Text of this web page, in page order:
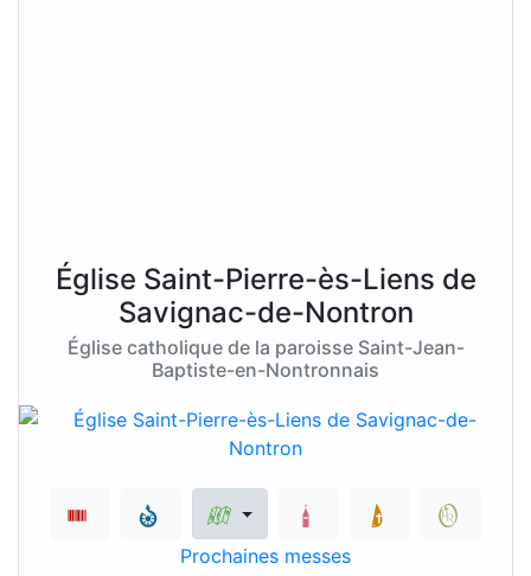
Église Saint-Pierre-ès-Liens de
Savignac-de-Nontron
Église catholique de la paroisse Saint-Jean-
Baptiste-en-Nontronnais
Prochaines messes